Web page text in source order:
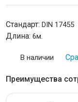
КАЛИБРОВАННАЯ
СЕТКА
ПРОВОЛОКА
Стандарт: DIN 17455
Длина: 6м.
В наличии
Преимущества